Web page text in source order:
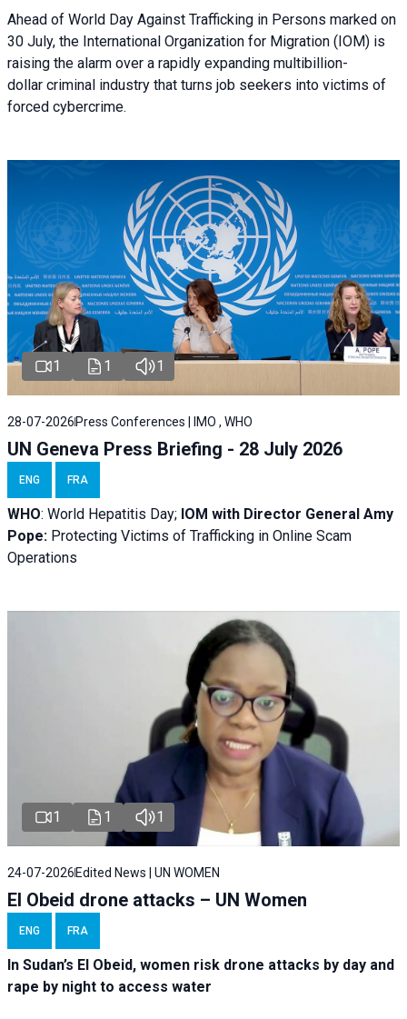
Ahead of World Day Against Trafficking in Persons marked on
30 July, the International Organization for Migration (IOM) is
raising the alarm over a rapidly expanding multibillion-
dollar criminal industry that turns job seekers into victims of
forced cybercrime.
1 1 1
28-07-2026 Press Conferences | IMO , WHO
UN Geneva Press Briefing - 28 July 2026
ENG FRA
WHO: World Hepatitis Day; IOM with Director General Amy
Pope: Protecting Victims of Trafficking in Online Scam
Operations
1 1 1
24-07-2026 Edited News | UN WOMEN
El Obeid drone attacks – UN Women
ENG FRA
In Sudan’s El Obeid, women risk drone attacks by day and
rape by night to access water